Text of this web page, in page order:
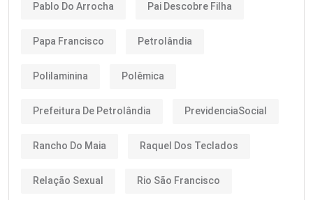
Pablo Do Arrocha Pai Descobre Filha
Papa Francisco Petrolândia
Polilaminina Polêmica
Prefeitura De Petrolândia PrevidenciaSocial
Rancho Do Maia Raquel Dos Teclados
Relação Sexual Rio São Francisco